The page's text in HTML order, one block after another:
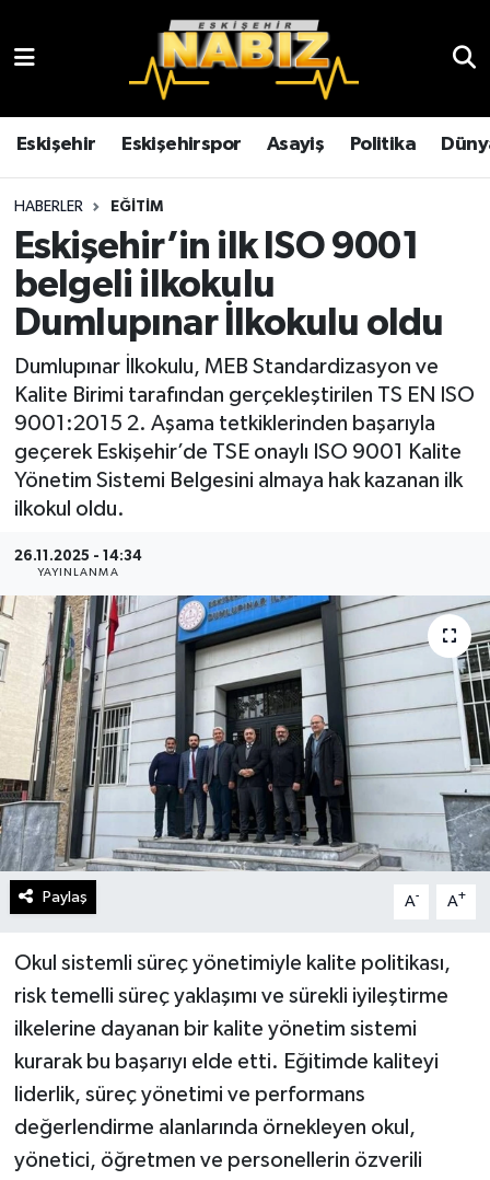
Eskişehir Eskişehirspor Asayiş Politika
HABERLER EĞITIM
Eskişehir’in ilk ISO 9001
belgeli ilkokulu
Dumlupınar İlkokulu oldu
Dumlupınar İlkokulu, MEB Standardizasyon ve
Kalite Birimi tarafından gerçekleştirilen TS EN ISO
9001:2015 2. Aşama tetkiklerinden başarıyla
geçerek Eskişehir’de TSE onaylı ISO 9001 Kalite
Yönetim Sistemi Belgesini almaya hak kazanan ilk
ilkokul oldu.
26.11.2025 - 14:34
YAYINLANMA
Paylaş A- A+
Okul sistemli süreç yönetimiyle kalite politikası,
risk temelli süreç yaklaşımı ve sürekli iyileştirme
ilkelerine dayanan bir kalite yönetim sistemi
kurarak bu başarıyı elde etti. Eğitimde kaliteyi
liderlik, süreç yönetimi ve performans
değerlendirme alanlarında örnekleyen okul,
yönetici, öğretmen ve personellerin özverili
Çevre
Eğitim
Ekonomi
Eskişehir
Eskişehirspor
Genel
Magazin
Politika
Sağlık
Spor
Teknoloji
Yaşam
Yurttan
Eskişehir Hava Durumu
Eskişehir Trafik Yoğunluk Haritası
TFF 3.Lig 4.Grup Puan Durumu ve Fikstür
Tüm Manşetler
Son Dakika Haberleri
Haber Arşivi